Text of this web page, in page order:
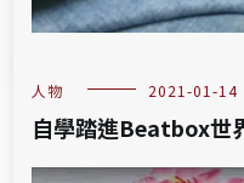
人物 2021-01-14
自學踏進Beatbox世